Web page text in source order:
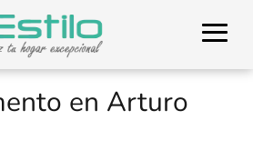
en Arturo